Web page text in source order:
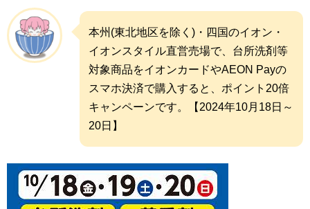
本州(東北地区を除く)・四国のイオン・
イオンスタイル直営売場で、台所洗剤等
対象商品をイオンカードやAEON Payの
スマホ決済で購入すると、ポイント20倍
キャンペーンです。【2024年10月18日～
20日】